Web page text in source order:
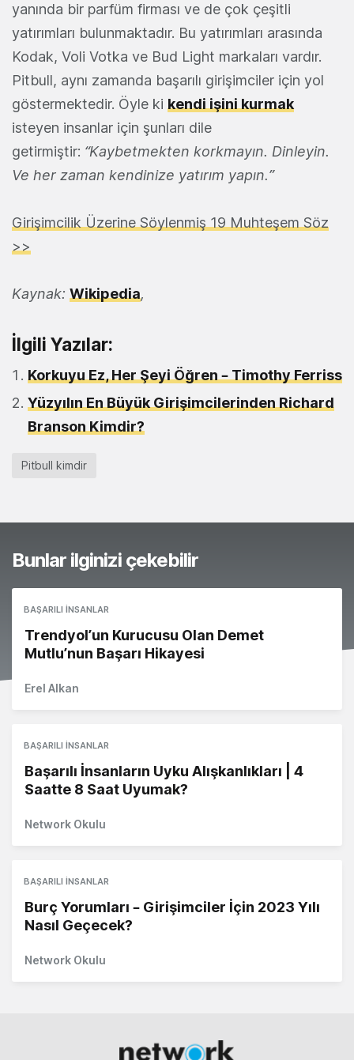
yanında bir parfüm firması ve de çok çeşitli
yatırımları bulunmaktadır. Bu yatırımları arasında
Kodak, Voli Votka ve Bud Light markaları vardır.
Pitbull, aynı zamanda başarılı girişimciler için yol
göstermektedir. Öyle ki kendi işini kurmak
isteyen insanlar için şunları dile
getirmiştir: “Kaybetmekten korkmayın. Dinleyin.
Ve her zaman kendinize yatırım yapın.”
Girişimcilik Üzerine Söylenmiş 19 Muhteşem Söz
>>
Kaynak: Wikipedia,
İlgili Yazılar:
Korkuyu Ez, Her Şeyi Öğren – Timothy Ferriss
Yüzyılın En Büyük Girişimcilerinden Richard
Branson Kimdir?
Pitbull kimdir
Bunlar ilginizi çekebilir
BAŞARILI İNSANLAR
Trendyol’un Kurucusu Olan Demet
Mutlu’nun Başarı Hikayesi
Erel Alkan
BAŞARILI İNSANLAR
Başarılı İnsanların Uyku Alışkanlıkları | 4
Saatte 8 Saat Uyumak?
Network Okulu
BAŞARILI İNSANLAR
Burç Yorumları – Girişimciler İçin 2023 Yılı
Nasıl Geçecek?
Network Okulu